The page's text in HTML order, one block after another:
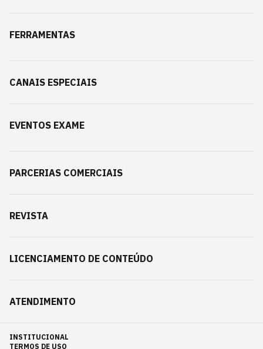
FERRAMENTAS
CANAIS ESPECIAIS
EVENTOS EXAME
PARCERIAS COMERCIAIS
REVISTA
LICENCIAMENTO DE CONTEÚDO
ATENDIMENTO
INSTITUCIONAL
TERMOS DE USO